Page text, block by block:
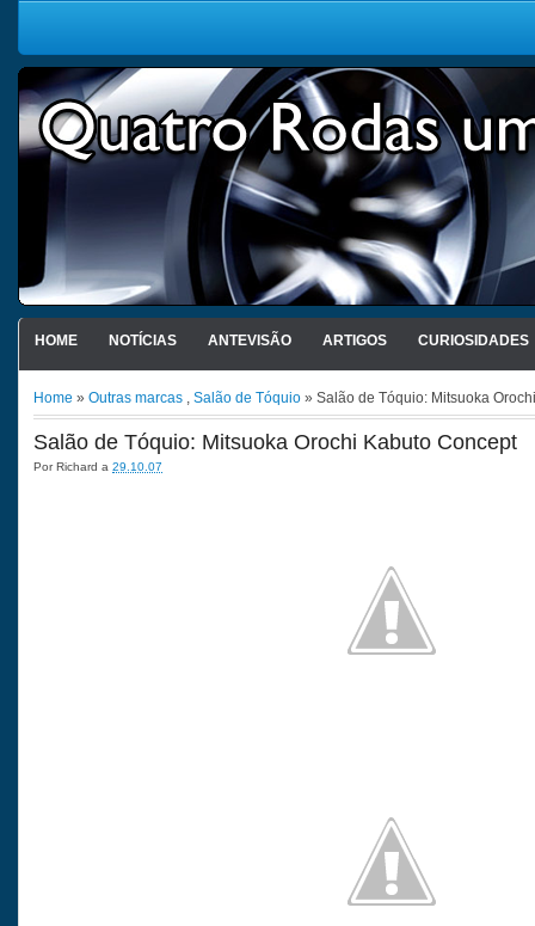
HOME NOTÍCIAS ANTEVISÃO ARTIGOS CURIOSIDADES
Home » Outras marcas , Salão de Tóquio » Salão de Tóquio: Mitsuoka
Salão de Tóquio: Mitsuoka Orochi Kabuto Concept
PorRichard a 29.10.07